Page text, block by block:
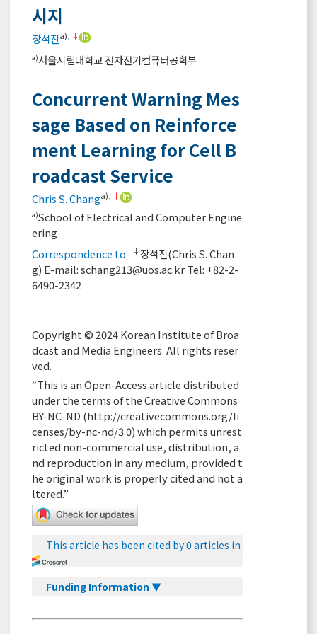
시지
장석진a) ‡
a)서울시립대학교 전자전기컴퓨터공학부
Concurrent Warning Mes
sage Based on Reinforce
ment Learning for Cell B
roadcast Service
Chris S. Changa) ‡
a)School of Electrical and Computer Engine
ering
Correspondence to : ‡ 장석진(Chris S. Chan
g) E-mail:schang213@uos.ac.krTel: +82-2-
6490-2342
Copyright © 2024 Korean Institute of Broa
dcast and Media Engineers. All rights reser
ved.
“This is an Open-Access article distributed
under the terms of the Creative Commons
BY-NC-ND (http://creativecommons.org/li
censes/by-nc-nd/3.0) which permits unrest
ricted non-commercial use, distribution, a
nd reproduction in any medium, provided t
he original work is properly cited and not a
ltered.”
This article has been cited by 0 articles in
Funding Information ▼